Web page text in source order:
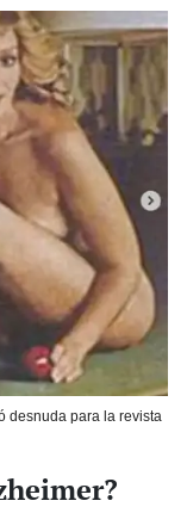
desnuda para la revista